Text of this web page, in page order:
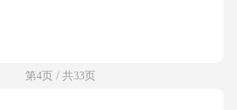
第4页 / 共33页